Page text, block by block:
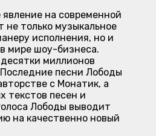
на современной
не только музыкальное
исполнения, но и
мире шоу-бизнеса.
миллионов
песни Лободы
с Монатик, а
текстов песен и
Лободы выводит
на качественно новый